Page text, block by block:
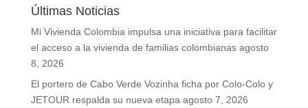
Últimas Noticias
Mi Vivienda Colombia impulsa una iniciativa para facilitar
el acceso a la vivienda de familias colombianas agosto
8, 2026
El portero de Cabo Verde Vozinha ficha por Colo-Colo y
JETOUR respalda su nueva etapa agosto 7, 2026